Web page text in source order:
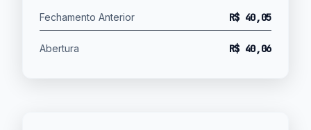
Fechamento Anterior R$ 40,05
Abertura R$ 40,06